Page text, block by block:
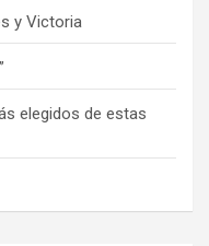
y Victoria
elegidos de estas